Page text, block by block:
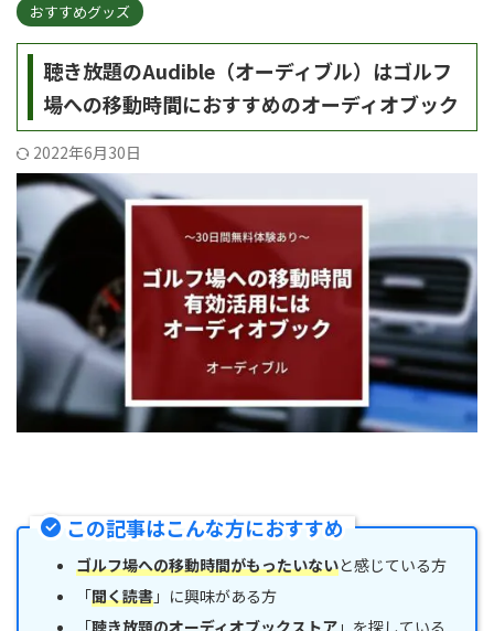
おすすめグッズ
聴き放題のAudible（オーディブル）はゴルフ
場への移動時間におすすめのオーディオブック
2022年6月30日
この記事はこんな方におすすめ
ゴルフ場への移動時間がもったいないと感じている方
「聞く読書 」に興味がある方